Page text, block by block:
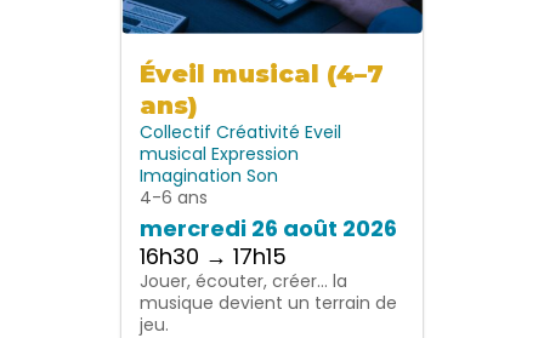
Éveil musical (4–7
ans)
Collectif Créativité Eveil
musical Expression
Imagination Son
4-6 ans
mercredi 26 août 2026
16h30 → 17h15
Jouer, écouter, créer… la
musique devient un terrain de
jeu.